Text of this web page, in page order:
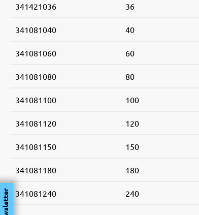
341421036 36
341081040 40
341081060 60
341081080 80
341081100 100
341081120 120
341081150 150
341081180 180
341081240 240
Newsletter